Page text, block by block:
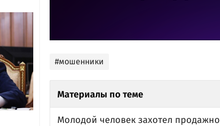
#мошенники
Материалы по теме
Молодой человек захотел